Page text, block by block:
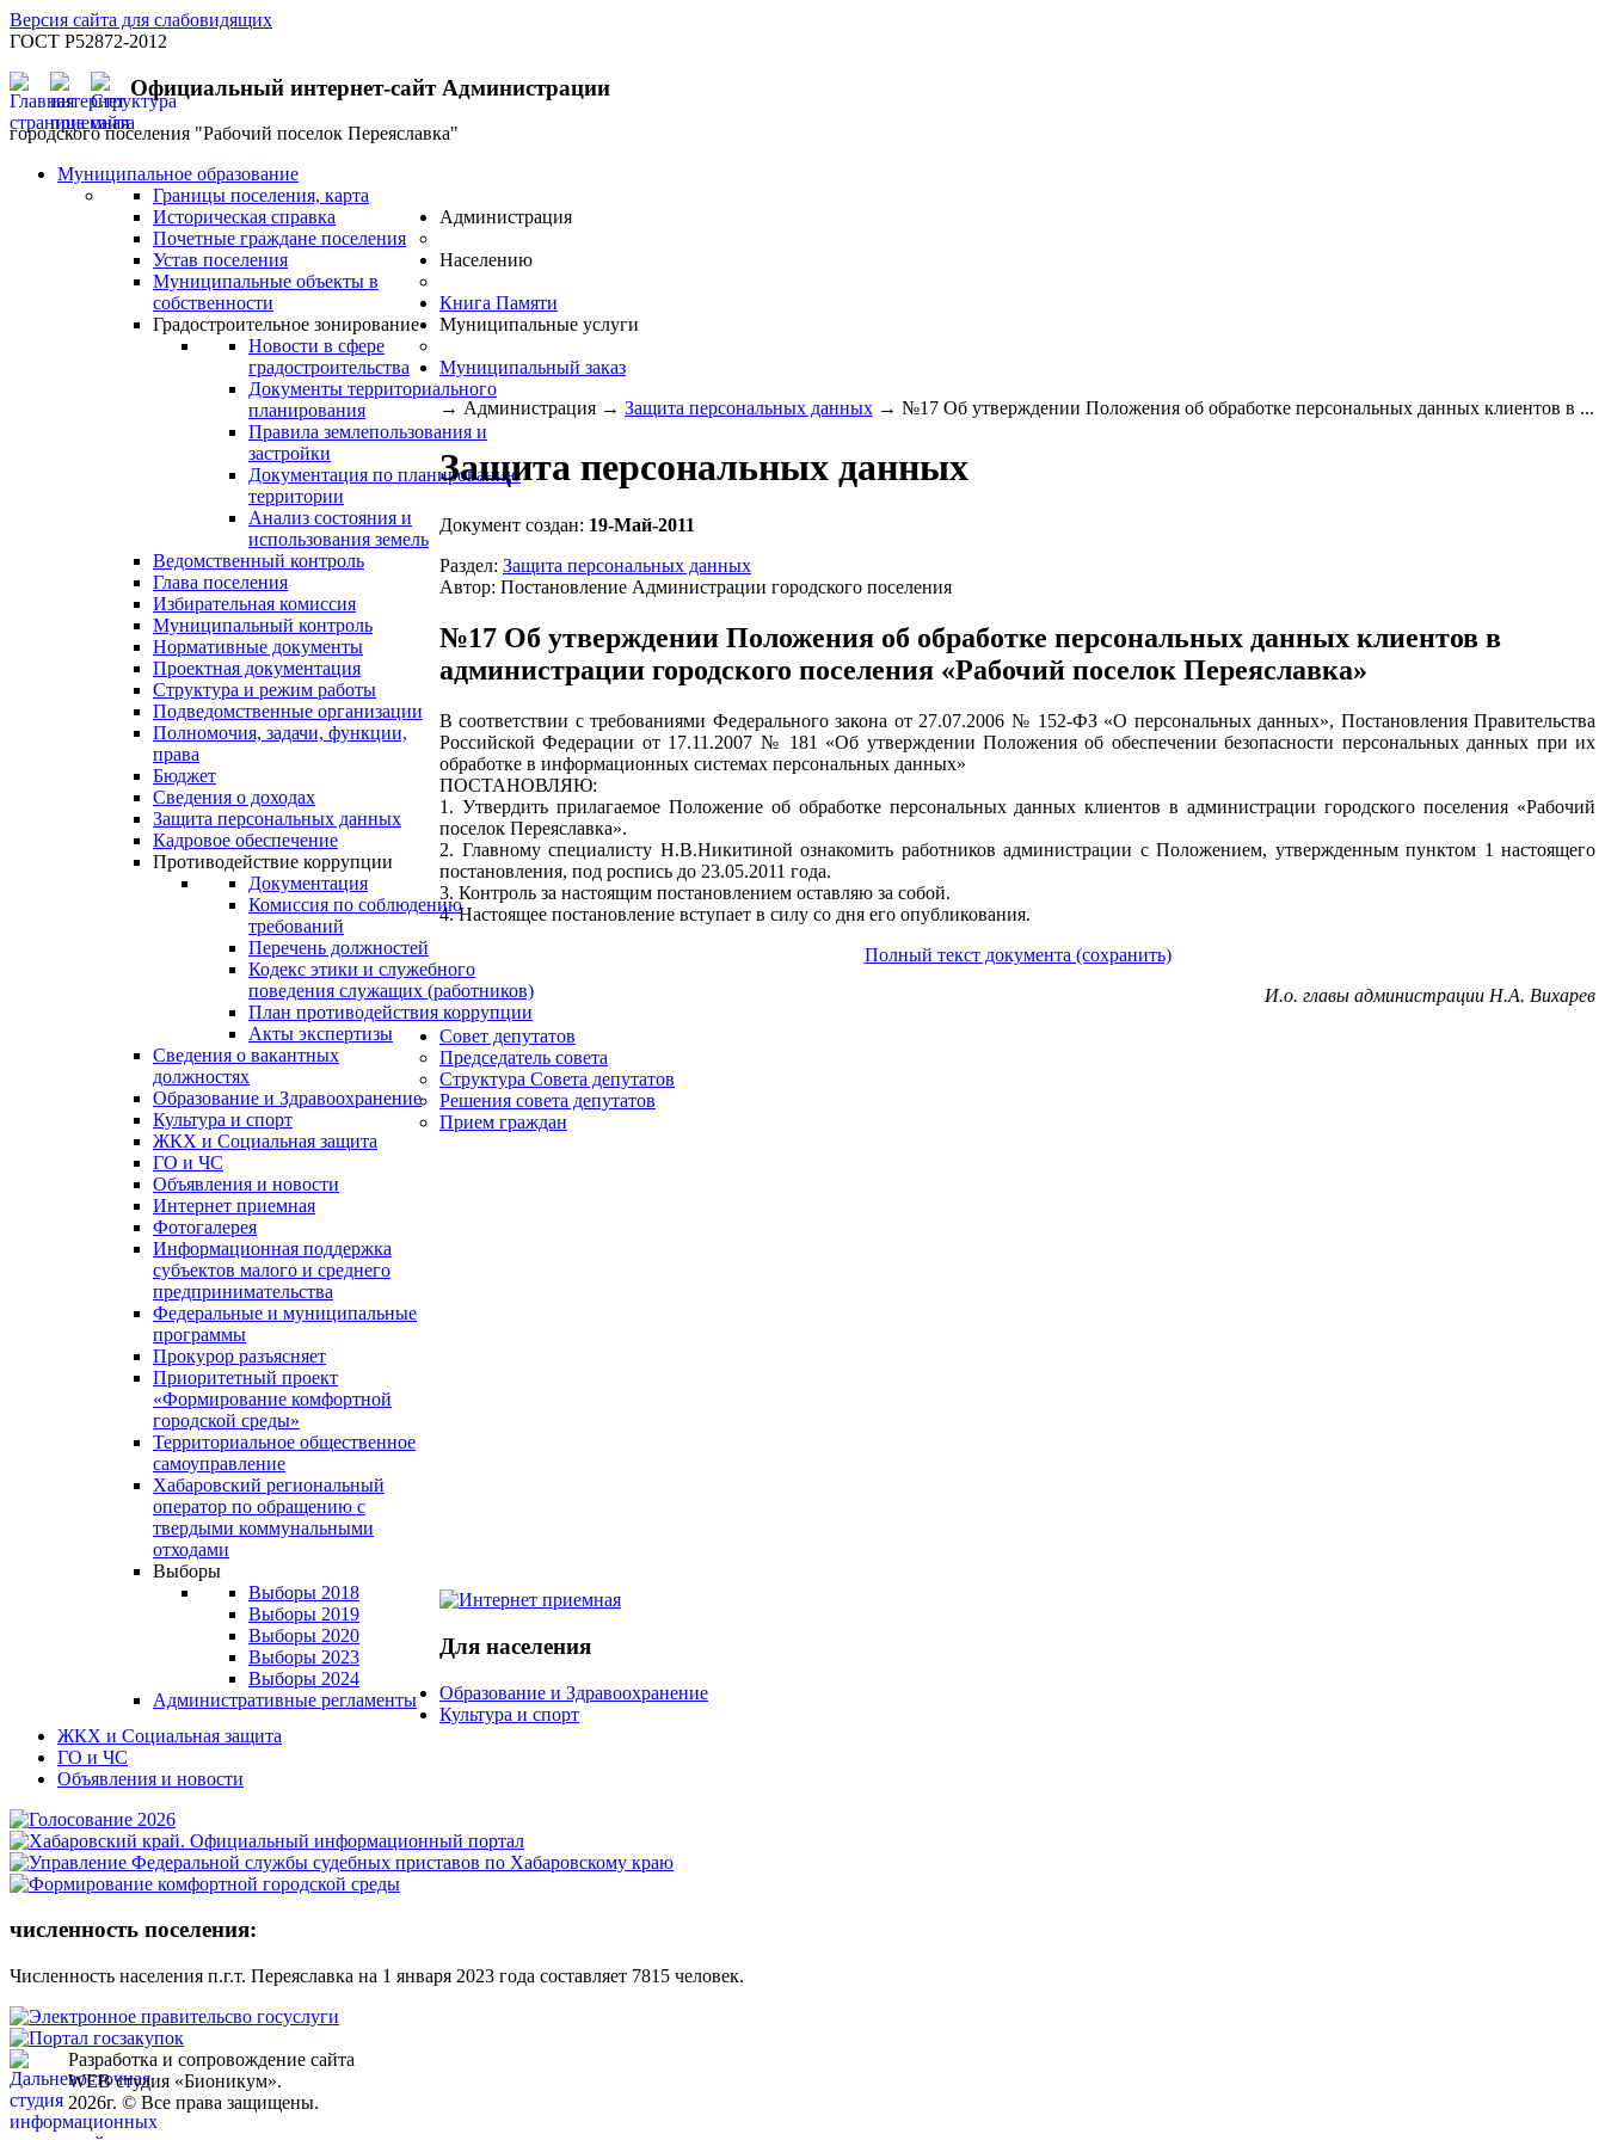
Версия сайта для слабовидящих
ГОСТ Р52872-2012
Официальный интернет-сайт Администрации
городского поселения "Рабочий поселок Переяславка"
Муниципальное образование
Границы поселения, карта
Историческая справка
Почетные граждане поселения
Устав поселения
Муниципальные объекты в
собственности
Градостроительное зонирование
Новости в сфере
градостроительства
Документы территориального
планирования
Правила землепользования и
застройки
Документация по планированию
территории
Анализ состояния и
использования земель
Ведомственный контроль
Глава поселения
Избирательная комиссия
Муниципальный контроль
Администрация
Нормативные документы
Проектная документация
Структура и режим работы
Подведомственные организации
Полномочия, задачи, функции,
права
Бюджет
Сведения о доходах
Защита персональных данных
Кадровое обеспечение
Противодействие коррупции
Документация
Комиссия по соблюдению
требований
Перечень должностей
Кодекс этики и служебного
поведения служащих (работников)
План противодействия коррупции
Акты экспертизы
Сведения о вакантных
должностях
Населению
Образование и Здравоохранение
Культура и спорт
ЖКХ и Социальная защита
ГО и ЧС
Объявления и новости
Интернет приемная
Фотогалерея
Информационная поддержка
субъектов малого и среднего
предпринимательства
Федеральные и муниципальные
программы
Прокурор разъясняет
Приоритетный проект
«Формирование комфортной
городской среды»
Территориальное общественное
самоуправление
Хабаровский региональный
оператор по обращению с
твердыми коммунальными
отходами
Выборы
Выборы 2018
Выборы 2019
Выборы 2020
Выборы 2023
Выборы 2024
Книга Памяти
Муниципальные услуги
Административные регламенты
Муниципальный заказ
→ Администрация → Защита персональных данных → №17 Об утверждении Положения об обработке персональных данных клиентов в ...
Защита персональных данных
Документ создан: 19-Май-2011
Раздел: Защита персональных данных
Автор: Постановление Администрации городского поселения
№17 Об утверждении Положения об обработке персональных данных клиентов в
администрации городского поселения «Рабочий поселок Переяславка»
В соответствии с требованиями Федерального закона от 27.07.2006 № 152-ФЗ «О персональных данных», Постановления Правительства
Российской Федерации от 17.11.2007 № 181 «Об утверждении Положения об обеспечении безопасности персональных данных при их
обработке в информационных системах персональных данных»
ПОСТАНОВЛЯЮ:
1. Утвердить прилагаемое Положение об обработке персональных данных клиентов в администрации городского поселения «Рабочий
поселок Переяславка».
2. Главному специалисту Н.В.Никитиной ознакомить работников администрации с Положением, утвержденным пунктом 1 настоящего
постановления, под роспись до 23.05.2011 года.
3. Контроль за настоящим постановлением оставляю за собой.
4. Настоящее постановление вступает в силу со дня его опубликования.
Полный текст документа (сохранить)
И.о. главы администрации Н.А. Вихарев
Совет депутатов
Председатель совета
Структура Совета депутатов
Решения совета депутатов
Прием граждан
Для населения
Образование и Здравоохранение
Культура и спорт
ЖКХ и Социальная защита
ГО и ЧС
Объявления и новости
численность поселения:
Численность населения п.г.т. Переяславка на 1 января 2023 года составляет 7815 человек.
Разработка и сопровождение сайта
WEB студия «Бионикум».
2026г. © Все права защищены.